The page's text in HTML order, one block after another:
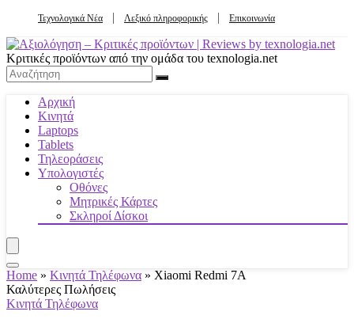
Τεχνολογικά Νέα Λεξικό πληροφορικής Επικοινωνία
Κριτικές προϊόντων από την ομάδα του texnologia.net
Αρχική
Κινητά
Laptops
Tablets
Τηλεοράσεις
Υπολογιστές
Οθόνες
Μητρικές Κάρτες
Σκληροί Δίσκοι
Home » Κινητά Τηλέφωνα » Xiaomi Redmi 7A
Καλύτερες Πωλήσεις
Κινητά Τηλέφωνα